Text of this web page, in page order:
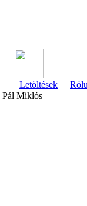
Letöltések
Pál Miklós